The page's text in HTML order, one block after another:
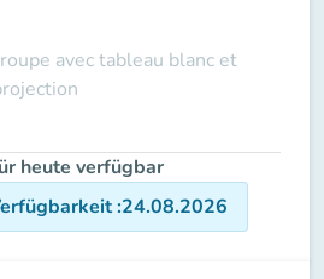
avec tableau blanc et
heute verfügbar
:24.08.2026